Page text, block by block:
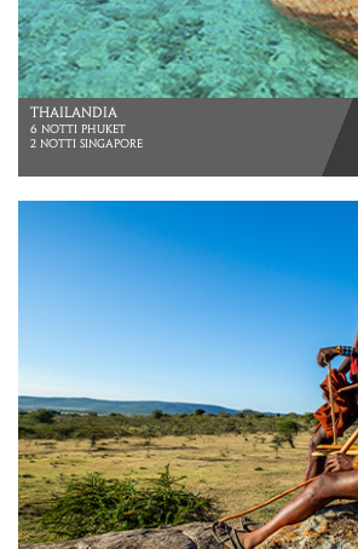
GIAPPONE
LA FIORITURA DEI CILIEGI
VOLI DIRETTI ITA AIRWAYS